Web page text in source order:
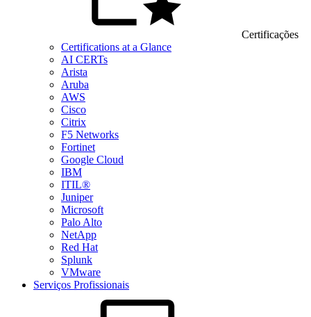
Certificações
Certifications at a Glance
AI CERTs
Arista
Aruba
AWS
Cisco
Citrix
F5 Networks
Fortinet
Google Cloud
IBM
ITIL®
Juniper
Microsoft
Palo Alto
NetApp
Red Hat
Splunk
VMware
Serviços Profissionais